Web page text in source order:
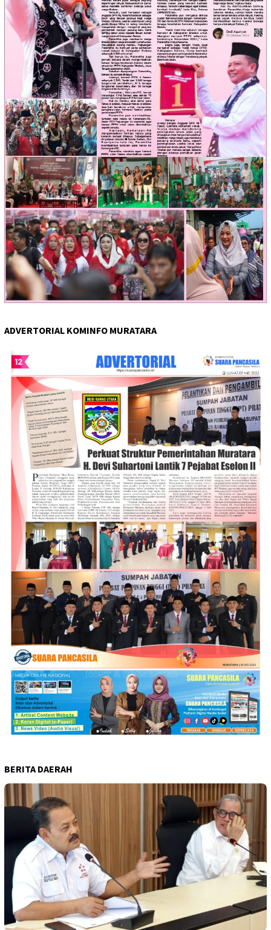
ADVERTORIAL KOMINFO MURATARA
BERITA DAERAH